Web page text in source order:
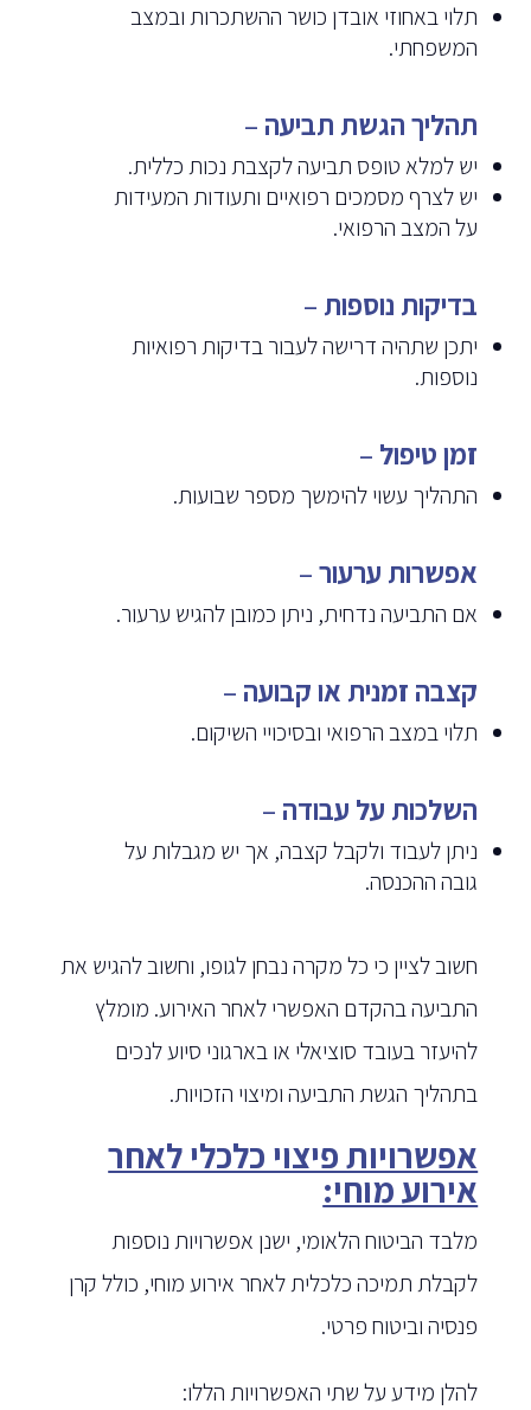
תלוי באחוזי אובדן כושר ההשתכרות ובמצב
המשפחתי.
תהליך הגשת תביעה –
יש למלא טופס תביעה לקצבת נכות כללית.
יש לצרף מסמכים רפואיים ותעודות המעידות
על המצב הרפואי.
בדיקות נוספות –
יתכן שתהיה דרישה לעבור בדיקות רפואיות
נוספות.
זמן טיפול –
התהליך עשוי להימשך מספר שבועות.
אפשרות ערעור–
אם התביעה נדחית, ניתן כמובן להגיש ערעור.
קצבה זמנית או קבועה –
תלוי במצב הרפואי ובסיכויי השיקום.
השלכות על עבודה –
ניתן לעבוד ולקבל קצבה, אך יש מגבלות על
גובה ההכנסה.
חשוב לציין כי כל מקרה נבחן לגופו, וחשוב להגיש את
התביעה בהקדם האפשרי לאחר האירוע. מומלץ
להיעזר בעובד סוציאלי או בארגוני סיוע לנכים
בתהליך הגשת התביעה ומיצוי הזכויות.
אפשרויות פיצוי כלכלי לאחר
אירוע מוחי:
מלבד הביטוח הלאומי, ישנן אפשרויות נוספות
לקבלת תמיכה כלכלית לאחר אירוע מוחי, כולל קרן
פנסיה וביטוח פרטי.
להלן מידע על שתי האפשרויות הללו: